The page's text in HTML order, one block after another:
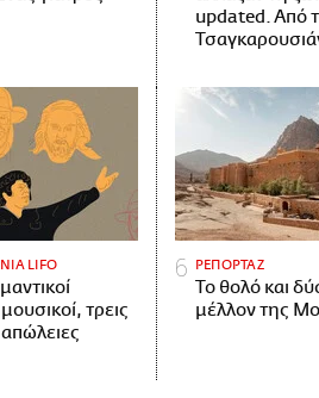
updated. Aπό
LIFO
τρεις
ΡΕΠΟΡΤΑΖ
Το θολό και
μέλλον της